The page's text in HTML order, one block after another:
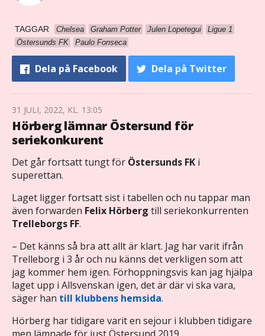
TAGGAR Chelsea Graham Potter Julen Lopetegui
Ligue 1
Östersunds FK
Paulo Fonseca
Dela på Facebook Dela på Twitter
31 JULI, 2022, KL. 13:05
Hörberg lämnar Östersund för
seriekonkurent
Det går fortsatt tungt för Östersunds FK i
superettan.
Laget ligger fortsatt sist i tabellen och nu tappar man
även forwarden Felix Hörberg till seriekonkurrenten
Trelleborgs FF.
– Det känns så bra att allt är klart. Jag har varit ifrån
Trelleborg i 3 år och nu känns det verkligen som att
jag kommer hem igen. Förhoppningsvis kan jag hjälpa
laget upp i Allsvenskan igen, det är där vi ska vara,
säger han till klubbens hemsida.
Hörberg har tidigare varit en sejour i klubben tidigare